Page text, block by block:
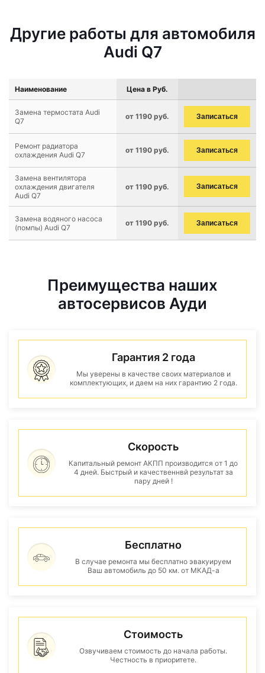
Другие работы для автомобиля
Audi Q7
Наименование Цена в Руб.
Замена термостата Audi
Q7
от 1190 руб. Записаться
Ремонт радиатора
охлаждения Audi Q7
от 1190 руб. Записаться
Замена вентилятора
охлаждения двигателя
Audi Q7
от 1190 руб. Записаться
Замена водяного насоса
(помпы) Audi Q7
от 1190 руб. Записаться
Преимущества наших
автосервисов Ауди
Гарантия 2 года
Мы уверены в качестве своих материалов и
комплектующих, и даем на них гарантию 2 года.
Скорость
Капитальный ремонт АКПП производится от 1 до
4 дней. Быстрый и качественнвй результат за
пару дней !
Бесплатно
В случае ремонта мы бесплатно эвакуируем
Ваш автомобиль до 50 км. от МКАД-а
Стоимость
Озвучиваем стоимость до начала работы.
Честность в приоритете.